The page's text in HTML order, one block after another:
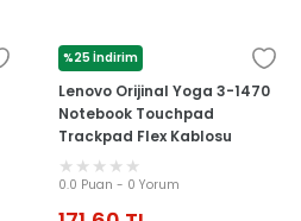
%25 İndirim
LENOVO
Lenovo Orijinal Yoga 3-1470
Notebook Touchpad
Trackpad Flex Kablosu
0.0 Puan - 0 Yorum